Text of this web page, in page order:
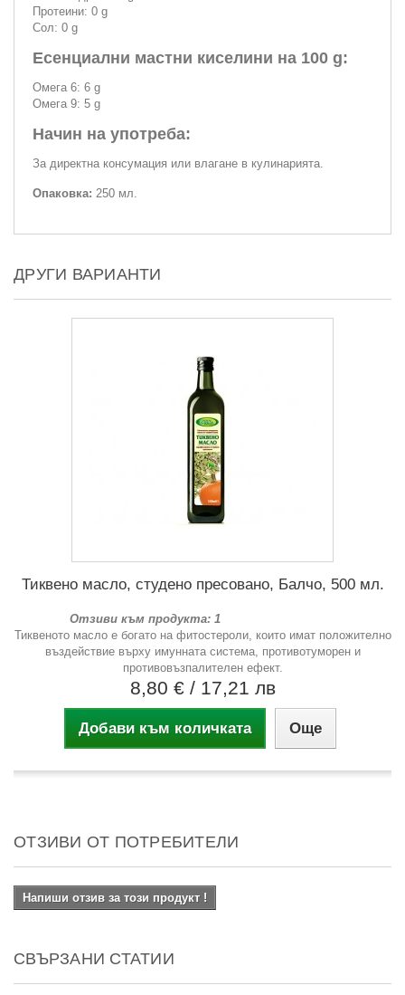
Протеини: 0 g
Сол: 0 g
Есенциални мастни киселини на 100 g:
Омега 6: 6 g
Омега 9: 5 g
Начин на употреба:
За директна консумация или влагане в кулинарията.
Опаковка: 250 мл.
ДРУГИ ВАРИАНТИ
Тиквено масло, студено пресовано, Балчо, 500 мл.
Отзиви към продукта: 1
Тиквеното масло е богато на фитостероли, които имат положително
въздействие върху имунната система, противотуморен и
противовъзпалителен ефект.
8,80 € / 17,21 лв
Добави към количката Още
ОТЗИВИ ОТ ПОТРЕБИТЕЛИ
Напиши отзив за този продукт !
СВЪРЗАНИ СТАТИИ